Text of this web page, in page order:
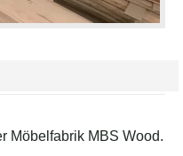
Möbelfabrik MBS Wood.